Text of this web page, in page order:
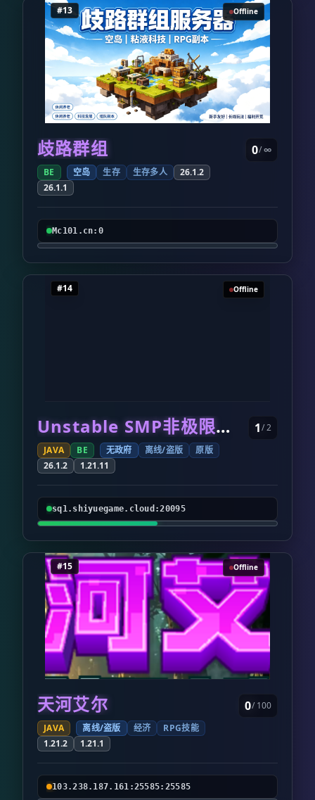
#13 Offline
歧路群组
BE 空岛 生存 生存多人
26.1.2
26.1.1
0/ ∞
Mc101.cn:0
#14 Offline
Unstable SMP非极限纪念服务器
JAVA BE 无政府 离线/盗版
原版
26.1.2
1.21.11
1/ 2
sq1.shiyuegame.cloud:20095
#15 Offline
天河艾尔
JAVA 离线/盗版 经济
RPG技能
1.21.2
1.21.1
0/ 100
103.238.187.161:25585:25585